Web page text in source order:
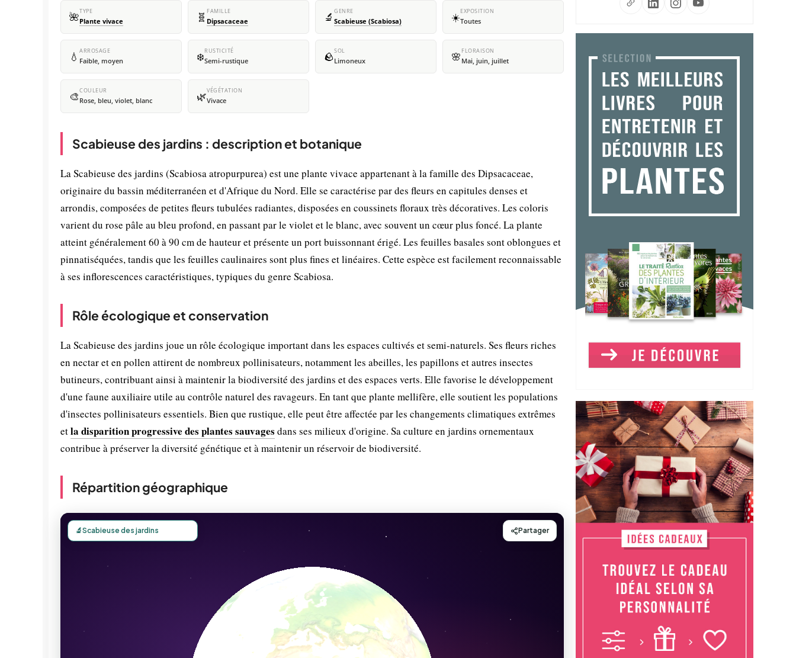
🌺TYPE
Plante vivace 🧬 FAMILLE
Dipsacaceae 🔬 GENRE
Scabieuse (Scabiosa) ☀️EXPOSITION
Toutes
💧 ARROSAGE
Faible, moyen ❄️RUSTICITÉ
Semi-rustique 🪨SOL
Limoneux 🌸 FLORAISON
Mai, juin, juillet
🎨COULEUR
Rose, bleu, violet, blanc 🌿VÉGÉTATION
Vivace
Scabieuse des jardins : description et botanique
La Scabieuse des jardins (Scabiosa atropurpurea) est une plante vivace appartenant à la famille des Dipsacaceae,
originaire du bassin méditerranéen et d'Afrique du Nord. Elle se caractérise par des fleurs en capitules denses et
arrondis, composées de petites fleurs tubulées radiantes, disposées en coussinets floraux très décoratives. Les coloris
varient du rose pâle au bleu profond, en passant par le violet et le blanc, avec souvent un cœur plus foncé. La plante
atteint généralement 60 à 90 cm de hauteur et présente un port buissonnant érigé. Les feuilles basales sont oblongues et
pinnatiséquées, tandis que les feuilles caulinaires sont plus fines et linéaires. Cette espèce est facilement reconnaissable
à ses inflorescences caractéristiques, typiques du genre Scabiosa.
Rôle écologique et conservation
La Scabieuse des jardins joue un rôle écologique important dans les espaces cultivés et semi-naturels. Ses fleurs riches
en nectar et en pollen attirent de nombreux pollinisateurs, notamment les abeilles, les papillons et autres insectes
butineurs, contribuant ainsi à maintenir la biodiversité des jardins et des espaces verts. Elle favorise le développement
d'une faune auxiliaire utile au contrôle naturel des ravageurs. En tant que plante mellifère, elle soutient les populations
d'insectes pollinisateurs essentiels. Bien que rustique, elle peut être affectée par les changements climatiques extrêmes
etla disparition progressive des plantes sauvages dans ses milieux d'origine. Sa culture en jardins ornementaux
contribue à préserver la diversité génétique et à maintenir un réservoir de biodiversité.
Répartition géographique